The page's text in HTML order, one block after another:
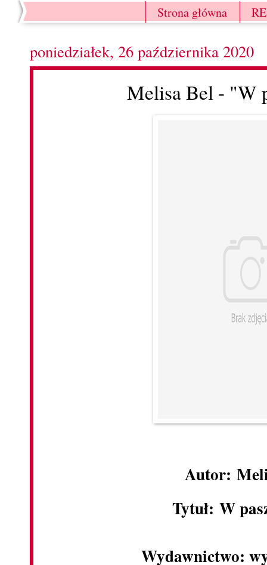
Strona główna
poniedziałek, 26 października 2020
Melisa Bel - "W
Autor:
Tytuł: W
Wydawnictwo: